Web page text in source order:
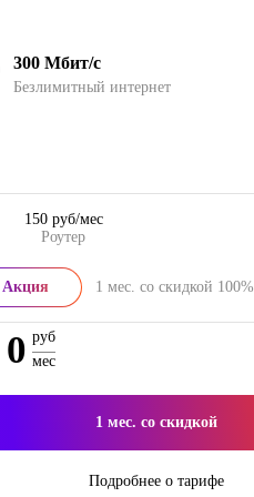
300 Мбит/с
Безлимитный интернет
Роутер
150 руб/мес
Акция 1 мес. со скидкой 100%
0 руб
мес
1 мес. со скидкой
Подробнее о тарифе